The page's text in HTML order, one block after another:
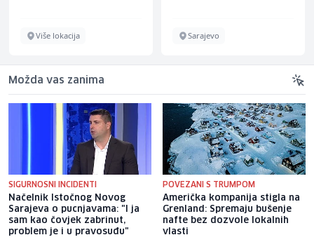
Više lokacija Sarajevo
Možda vas zanima
SIGURNOSNI INCIDENTI
Načelnik Istočnog Novog
Sarajeva o pucnjavama: "I ja
sam kao čovjek zabrinut,
problem je i u pravosuđu"
POVEZANI S TRUMPOM
Američka kompanija stigla na
Grenland: Spremaju bušenje
nafte bez dozvole lokalnih
vlasti